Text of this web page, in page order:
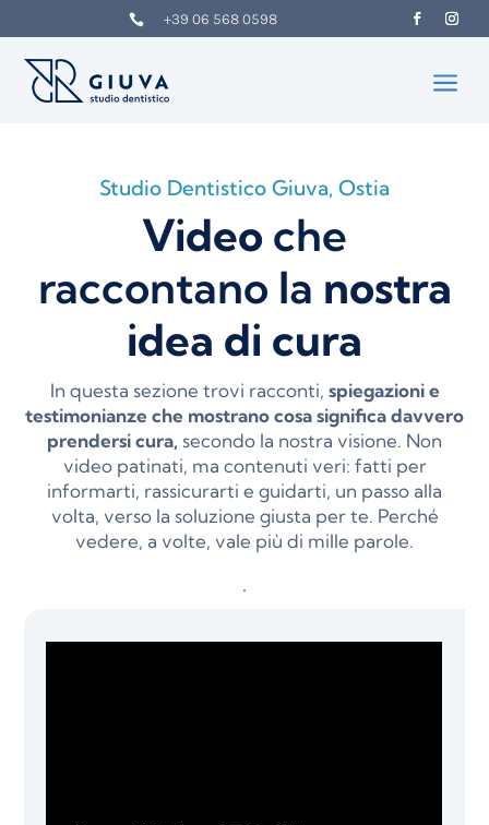
 +39 06 568 0598
a
Studio Dentistico Giuva, Ostia
Video che
raccontano la nostra
idea di cura
In questa sezione trovi racconti, spiegazioni e
testimonianze che mostrano cosa significa davvero
prendersi cura, secondo la nostra visione. Non
video patinati, ma contenuti veri: fatti per
informarti, rassicurarti e guidarti, un passo alla
volta, verso la soluzione giusta per te. Perché
vedere, a volte, vale più di mille parole.
.